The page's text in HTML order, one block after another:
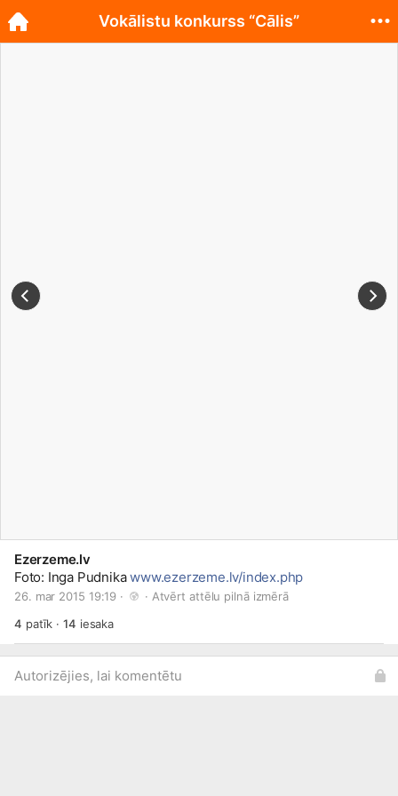
Ezerzeme.lv
Foto: Inga Pudnikawww.ezerzeme.lv/index.php
26. mar 2015 19:19 · · Atvērt attēlu pilnā izmērā
4 patīk ·14 iesaka
Autorizējies, lai komentētu
Vokālistu konkurss “Cālis”